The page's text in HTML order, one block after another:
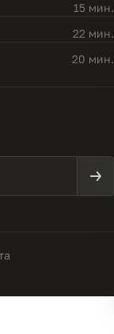
15 мин.
22 мин.
20 мин.